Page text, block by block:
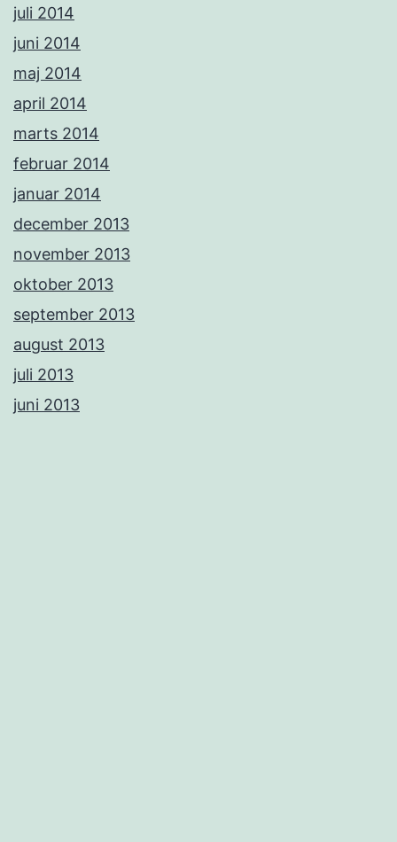
juli 2014
juni 2014
maj 2014
april 2014
marts 2014
februar 2014
januar 2014
december 2013
november 2013
oktober 2013
september 2013
august 2013
juli 2013
juni 2013